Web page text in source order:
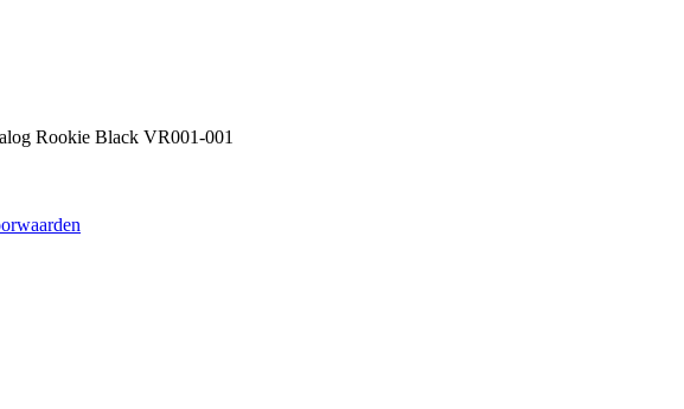
Rookie Black VR001-001